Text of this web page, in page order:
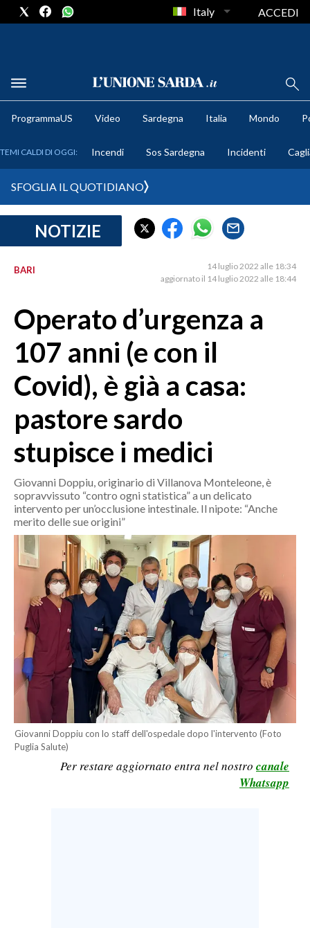
METEO
CRONACA SARDEGNA
PROVINCIA DI CAGLIARI
MEDIO CAMPIDANO
ORISTANO E PROVINCIA
SASSARI E PROVINCIA
GALLURA
NUORO E PROVINCIA
OGLIASTRA
AGENDA
ITALIA
MONDO
POLITICA
ECONOMIA
SERVIZI ALLE IMPRESE
LAVORO
BANDI
SPORT IN SARDEGNA
SPORT
RISULTATI E CLASSIFICHE
Italy ACCEDI
ProgrammaUS Video Sardegna Italia Mondo
TEMI CALDI DI OGGI: Incendi Sos Sardegna Incidenti
SFOGLIA IL QUOTIDIANO
NOTIZIE
BARI
14 luglio 2022 alle 18:34
aggiornato il 14 luglio 2022 alle 18:44
Operato d’urgenza a
107 anni (e con il
Covid), è già a casa:
pastore sardo
stupisce i medici
Giovanni Doppiu, originario di Villanova Monteleone, è
sopravvissuto “contro ogni statistica” a un delicato
intervento per un’occlusione intestinale. Il nipote: “Anche
merito delle sue origini”
Giovanni Doppiu con lo staff dell'ospedale dopo l'intervento (Foto
Puglia Salute)
Per restare aggiornato entra nel nostro canale
Whatsapp